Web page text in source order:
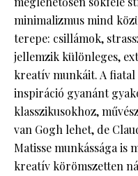
minimalizmus mind
terepe: csillámok,
jellemzik különleges,
kreatív munkáit. A fiatal
inspiráció gyanánt
klasszikusokhoz,
van Gogh lehet, de
Matisse munkássága is
kreatív körömszetten